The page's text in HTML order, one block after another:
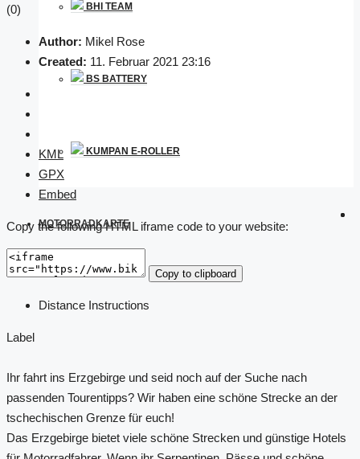
BHI TEAM
BS BATTERY
KUMPAN E-ROLLER
MOTORRADKARTE
(0)
Author: Mikel Rose
Created: 11. Februar 2021 23:16
KML
GPX
Embed
Copy the following HTML iframe code to your website:
Copy to clipboard
Distance Instructions
Label
Ihr fahrt ins Erzgebirge und seid noch auf der Suche nach
passenden Tourentipps? Wir haben eine schöne Strecke an der
tschechischen Grenze für euch!
Das Erzgebirge bietet viele schöne Strecken und günstige Hotels